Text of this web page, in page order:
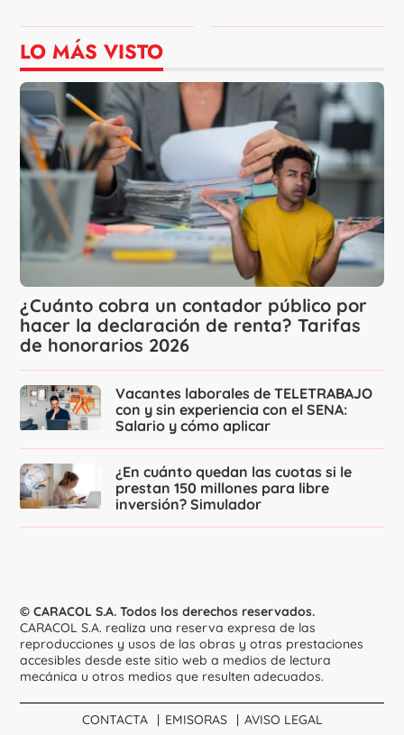
LO MÁS VISTO
¿Cuánto cobra un contador público por
hacer la declaración de renta? Tarifas
de honorarios 2026
Vacantes laborales de TELETRABAJO
con y sin experiencia con el SENA:
Salario y cómo aplicar
¿En cuánto quedan las cuotas si le
prestan 150 millones para libre
inversión? Simulador
© CARACOL S.A. Todos los derechos reservados.
CARACOL S.A. realiza una reserva expresa de las
reproducciones y usos de las obras y otras prestaciones
accesibles desde este sitio web a medios de lectura
mecánica u otros medios que resulten adecuados.
CONTACTA EMISORAS
AVISO LEGAL